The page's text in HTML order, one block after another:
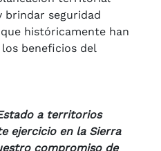
brindar seguridad
históricamente han
beneficios del
a territorios
ejercicio en la Sierra
compromiso de